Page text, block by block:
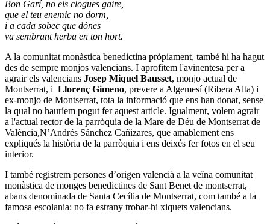
Bon Garí, no els clogues gaire,
que el teu enemic no dorm,
i a cada sobec que dónes
va sembrant herba en ton hort.
A la comunitat monàstica benedictina pròpiament, també hi ha hagut
des de sempre monjos valencians. I aprofitem l'avinentesa per a
agrair els valencians Josep Miquel Bausset, monjo actual de
Montserrat, i Llorenç Gimeno, prevere a Algemesí (Ribera Alta) i
ex-monjo de Montserrat, tota la informació que ens han donat, sense
la qual no hauríem pogut fer aquest article. Igualment, volem agrair
a l'actual rector de la parròquia de la Mare de Déu de Montserrat de
València,N’Andrés Sánchez Cañizares, que amablement ens
expliqués la història de la parròquia i ens deixés fer fotos en el seu
interior.
I també registrem persones d’origen valencià a la veïna comunitat
monàstica de monges benedictines de Sant Benet de montserrat,
abans denominada de Santa Cecília de Montserrat, com també a la
famosa escolania: no fa estrany trobar-hi xiquets valencians.